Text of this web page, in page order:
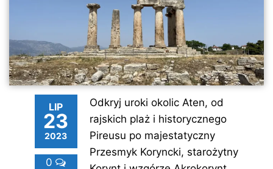
LIP
23
2023
0
Odkryj uroki okolic Aten, od
rajskich plaż i historycznego
Pireusu po majestatyczny
Przesmyk Koryncki, starożytny